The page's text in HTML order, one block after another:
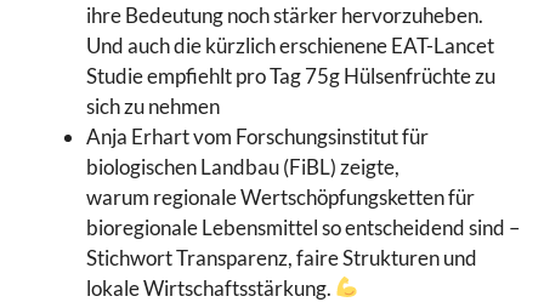
ihre Bedeutung noch stärker hervorzuheben.
Und auch die kürzlich erschienene EAT-Lancet
Studie empfiehlt pro Tag 75g Hülsenfrüchte zu
sich zu nehmen
Anja Erhart vom Forschungsinstitut für
biologischen Landbau (FiBL) zeigte,
warum regionale Wertschöpfungsketten für
bioregionale Lebensmittel so entscheidend sind –
Stichwort Transparenz, faire Strukturen und
lokale Wirtschaftsstärkung.